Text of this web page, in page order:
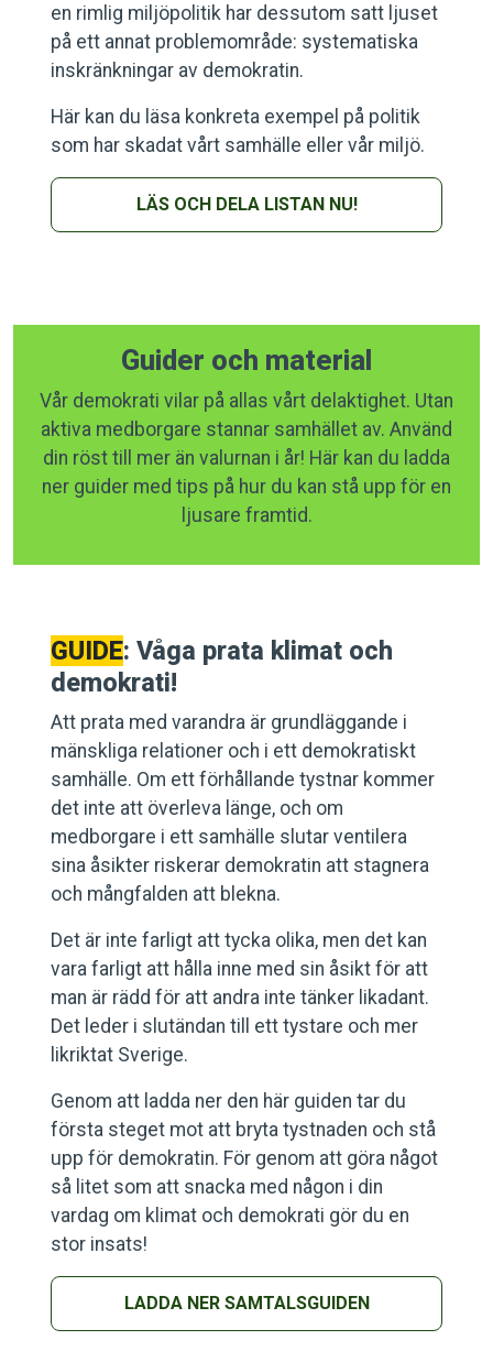
en rimlig miljöpolitik har dessutom satt ljuset
på ett annat problemområde: systematiska
inskränkningar av demokratin.
Här kan du läsa konkreta exempel på politik
som har skadat vårt samhälle eller vår miljö.
LÄS OCH DELA LISTAN NU!
Guider och material
Vår demokrati vilar på allas vårt delaktighet. Utan
aktiva medborgare stannar samhället av. Använd
din röst till mer än valurnan i år! Här kan du ladda
ner guider med tips på hur du kan stå upp för en
ljusare framtid.
GUIDE: Våga prata klimat och
demokrati!
Att prata med varandra är grundläggande i
mänskliga relationer och i ett demokratiskt
samhälle. Om ett förhållande tystnar kommer
det inte att överleva länge, och om
medborgare i ett samhälle slutar ventilera
sina åsikter riskerar demokratin att stagnera
och mångfalden att blekna.
Det är inte farligt att tycka olika, men det kan
vara farligt att hålla inne med sin åsikt för att
man är rädd för att andra inte tänker likadant.
Det leder i slutändan till ett tystare och mer
likriktat Sverige.
Genom att ladda ner den här guiden tar du
första steget mot att bryta tystnaden och stå
upp för demokratin. För genom att göra något
så litet som att snacka med någon i din
vardag om klimat och demokrati gör du en
stor insats!
LADDA NER SAMTALSGUIDEN